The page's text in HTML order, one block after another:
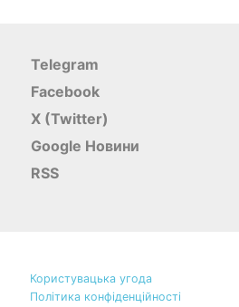
Telegram
Facebook
X (Twitter)
Google Новини
RSS
Користувацька угода
Політика конфіденційності